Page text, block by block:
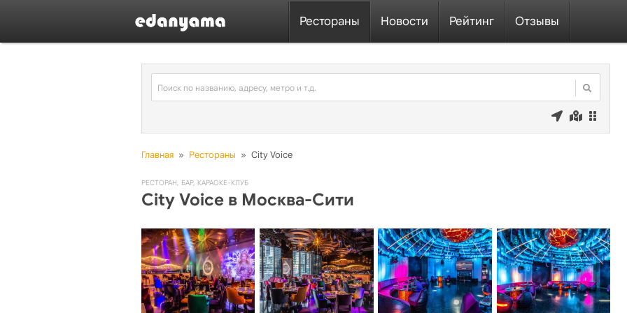
Рестораны Новости Рейтинг Отзывы
Главная » Рестораны » City Voice
РЕСТОРАН, БАР, КАРАОКЕ-КЛУБ
City Voice в Москва-Сити